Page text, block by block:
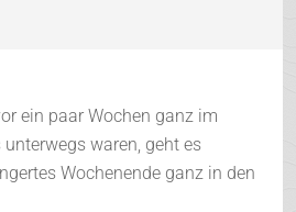
ein paar Wochen ganz im
waren, geht es
Wochenende ganz in den